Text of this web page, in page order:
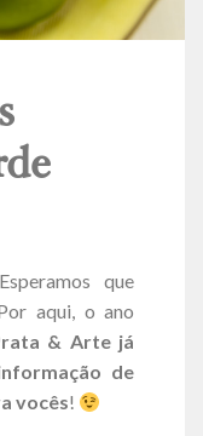
que
aqui, o ano
& Arte já
de
vocês!